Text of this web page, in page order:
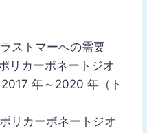
ストマーへの需要
リカーボネートジオ
年～2020 年（ト
リカーボネートジオ